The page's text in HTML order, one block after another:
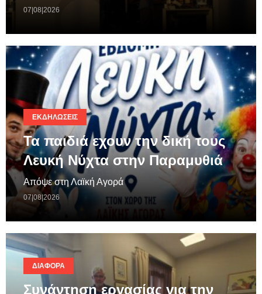
07|08|2026
ΕΚΔΗΛΏΣΕΙΣ
Τα παιδιά εχουν την δική τους
Λευκή Νύχτα στην Παραμυθιά
Απόψε στη Λαϊκή Αγορά
07|08|2026
ΔΙΆΦΟΡΑ
Συνάντηση εργασίας για την